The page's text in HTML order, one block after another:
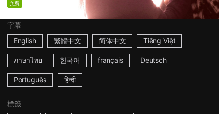
免費
字幕
English
繁體中文 简体中文 Tiếng Việt
ภาษาไทย 한국어 français Deutsch
Português हिन्दी
標籤